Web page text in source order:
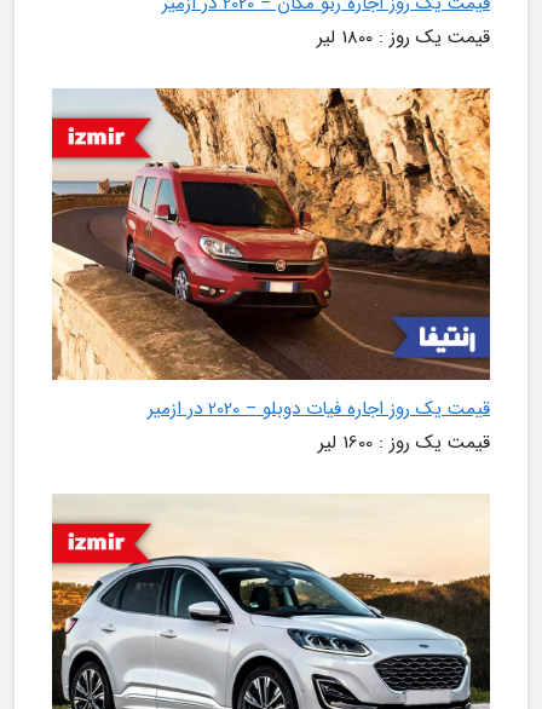
قیمت یک روز : 1800 لیر
قیمت یک روز اجاره فیات دوبلو – 2020 در ازمیر
قیمت یک روز : 1600 لیر